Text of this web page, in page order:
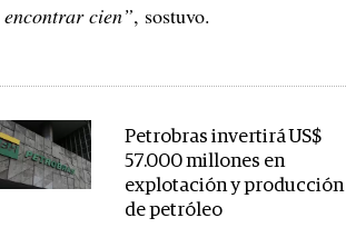
cien”, sostuvo.
Petrobras invertirá US$
57.000 millones en
explotación y producción
de petróleo